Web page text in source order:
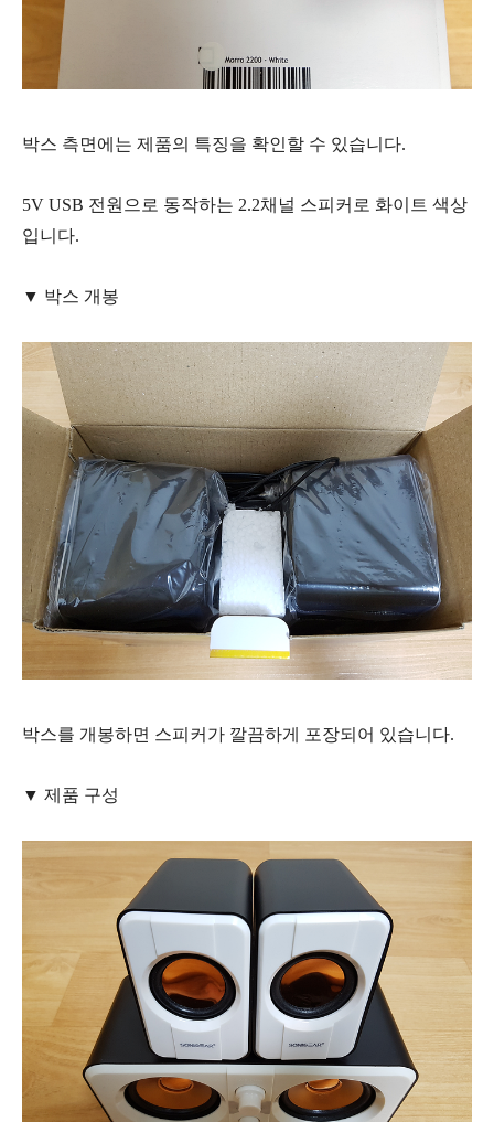
박스 측면에는 제품의 특징을 확인할 수 있습니다.
5V USB 전원으로 동작하는 2.2채널 스피커로 화이트 색상
입니다.
▼ 박스 개봉
박스를 개봉하면 스피커가 깔끔하게 포장되어 있습니다.
▼ 제품 구성